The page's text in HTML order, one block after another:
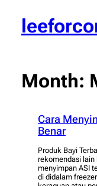
Month:
Cara
Benar
Produk Bayi
rekomendasi
menyimpan ASI
di didalam